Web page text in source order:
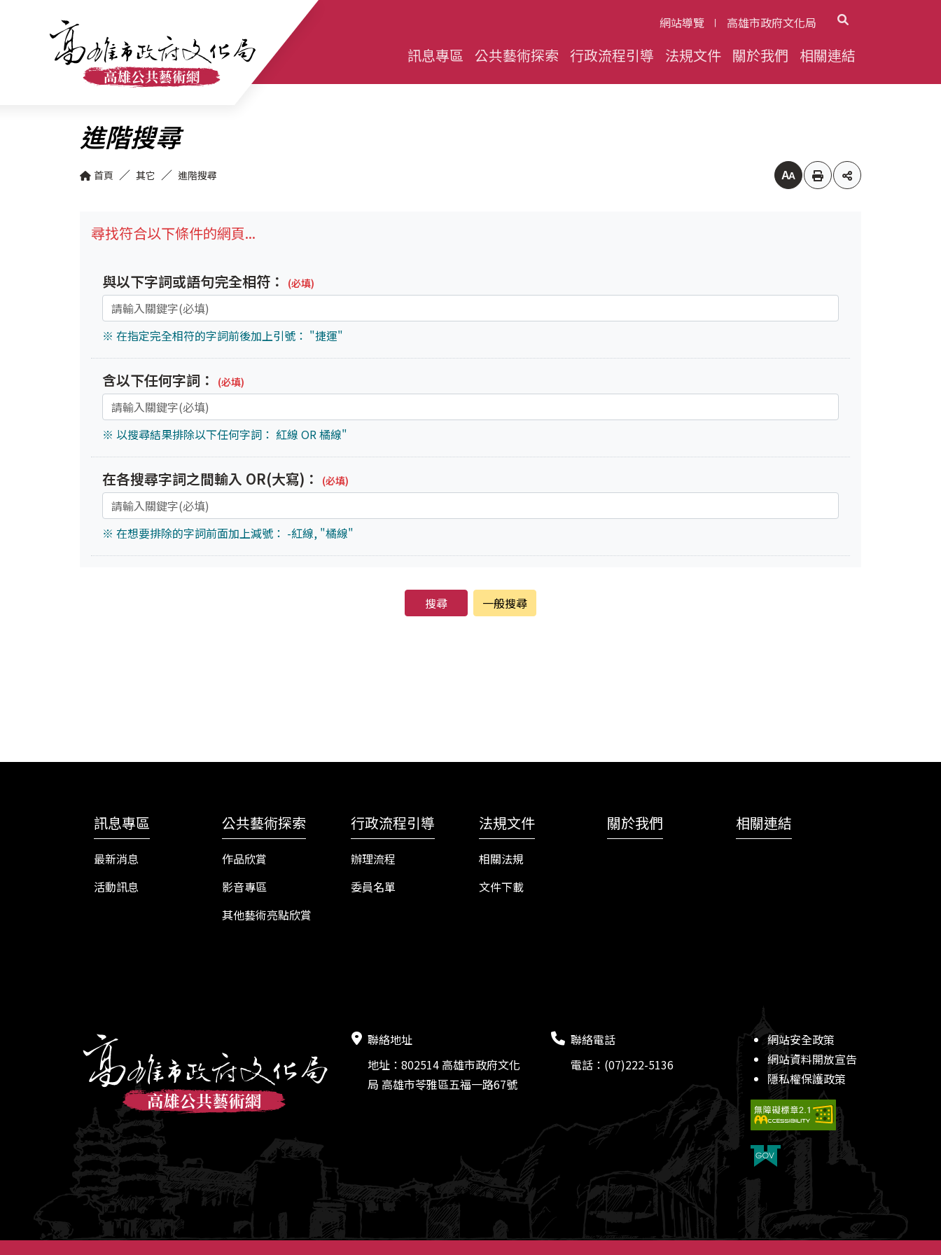
網站導覽 高雄市政府文化局
訊息專區 公共藝術探索 行政流程引導 法規文件 關於我們 相關連結
進階搜尋
首頁 其它 進階搜尋 調整字體大小
尋找符合以下條件的網頁...
與以下字詞或語句完全相符： (必填)
※ 在指定完全相符的字詞前後加上引號： "捷運"
含以下任何字詞： (必填)
※ 以搜尋結果排除以下任何字詞： 紅線 OR 橘線"
在各搜尋字詞之間輸入 OR(大寫)： (必填)
※ 在想要排除的字詞前面加上減號： -紅線, "橘線"
一般搜尋
訊息專區
最新消息
活動訊息
公共藝術探索
作品欣賞
影音專區
其他藝術亮點欣賞
行政流程引導
辦理流程
委員名單
法規文件
相關法規
文件下載
關於我們 相關連結
聯絡地址
地址：802514 高雄市政府文化
局 高雄市苓雅區五福一路67號
聯絡電話
電話：(07)222-5136
網站安全政策
網站資料開放宣告
隱私權保護政策